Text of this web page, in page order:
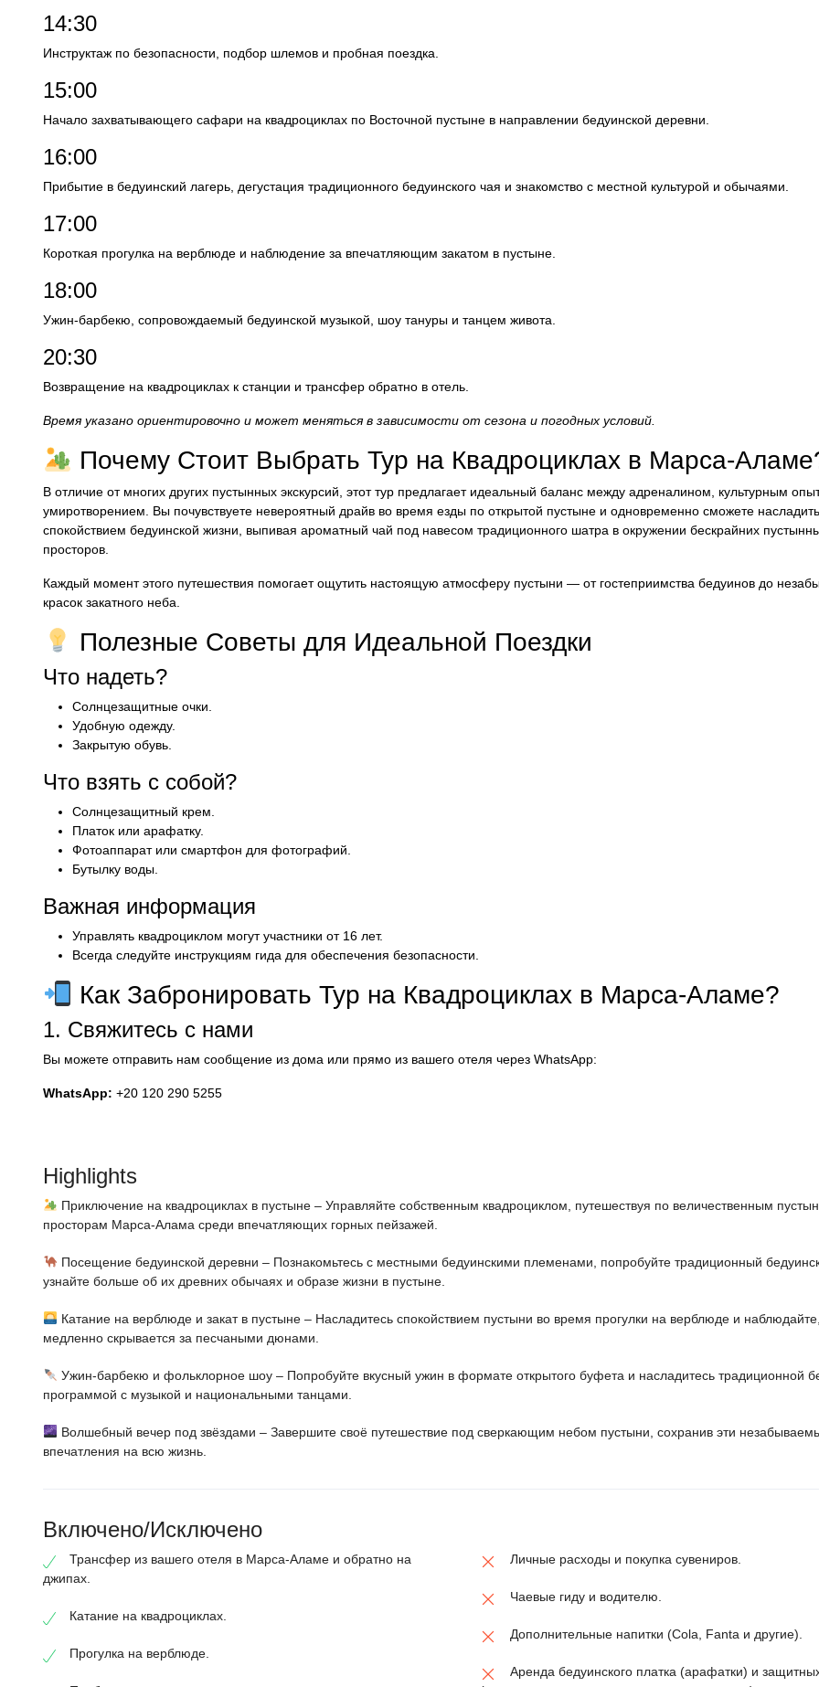
14:30
Инструктаж по безопасности, подбор шлемов и пробная поездка.
15:00
Начало захватывающего сафари на квадроциклах по Восточной пустыне в направлении бедуинской деревни.
16:00
Прибытие в бедуинский лагерь, дегустация традиционного бедуинского чая и знакомство с местной культурой и обычаями.
17:00
Короткая прогулка на верблюде и наблюдение за впечатляющим закатом в пустыне.
18:00
Ужин-барбекю, сопровождаемый бедуинской музыкой, шоу тануры и танцем живота.
20:30
Возвращение на квадроциклах к станции и трансфер обратно в отель.
Время указано ориентировочно и может меняться в зависимости от сезона и погодных условий.
Почему Стоит Выбрать Тур на Квадроциклах в Марса-
В отличие от многих других пустынных экскурсий, этот тур предлагает идеальный баланс между адреналином, культурным
умиротворением. Вы почувствуете невероятный драйв во время езды по открытой пустыне и одновременно сможете
спокойствием бедуинской жизни, выпивая ароматный чай под навесом традиционного шатра в окружении бескрайних
просторов.
Каждый момент этого путешествия помогает ощутить настоящую атмосферу пустыни — от гостеприимства бедуинов до
красок закатного неба.
Полезные Советы для Идеальной Поездки
Что надеть?
Солнцезащитные очки.
Удобную одежду.
Закрытую обувь.
Что взять с собой?
Солнцезащитный крем.
Платок или арафатку.
Фотоаппарат или смартфон для фотографий.
Бутылку воды.
Важная информация
Управлять квадроциклом могут участники от 16 лет.
Всегда следуйте инструкциям гида для обеспечения безопасности.
Как Забронировать Тур на Квадроциклах в Марса-Аламе?
1. Свяжитесь с нами
Вы можете отправить нам сообщение из дома или прямо из вашего отеля через WhatsApp:
WhatsApp: +20 120 290 5255
Highlights
Приключение на квадроциклах в пустыне – Управляйте собственным квадроциклом, путешествуя по величественным
просторам Марса-Алама среди впечатляющих горных пейзажей.
Посещение бедуинской деревни – Познакомьтесь с местными бедуинскими племенами, попробуйте традиционный
узнайте больше об их древних обычаях и образе жизни в пустыне.
Катание на верблюде и закат в пустыне – Насладитесь спокойствием пустыни во время прогулки на верблюде и
медленно скрывается за песчаными дюнами.
Ужин-барбекю и фольклорное шоу – Попробуйте вкусный ужин в формате открытого буфета и насладитесь традиционной
программой с музыкой и национальными танцами.
Волшебный вечер под звёздами – Завершите своё путешествие под сверкающим небом пустыни, сохранив эти
впечатления на всю жизнь.
Включено/Исключено
Трансфер из вашего отеля в Марса-Аламе и обратно на
джипах.
Катание на квадроциклах.
Прогулка на верблюде.
Личные расходы и покупка сувениров.
Чаевые гиду и водителю.
Дополнительные напитки (Cola, Fanta и другие).
Аренда бедуинского платка (арафатки) и